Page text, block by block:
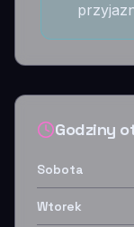
Godziny
Sobota
Wtorek